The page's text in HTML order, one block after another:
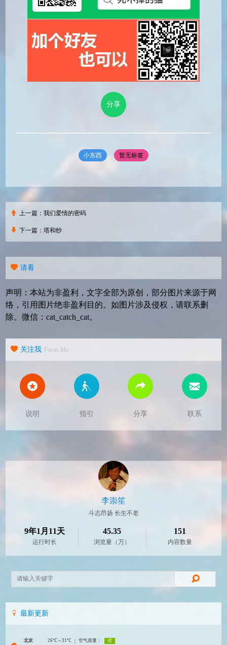
分享
小东西 暂无标签
上一篇：我们爱情的密码
下一篇：塔和纱
请看
声明：本站为非盈利，文字全部为原创，部分图片来源于网
络，引用图片绝非盈利目的。如图片涉及侵权，请联系删
除。微信：cat_catch_cat。
关注我 Focus Me
说明 指引 分享 联系
李崇笙
斗志昂扬 长生不老
9年1月11天
运行时长
45.35
浏览量（万）
151
内容数量
最新更新